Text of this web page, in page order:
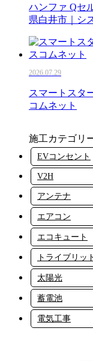
ハンファ Qセ
県白井市｜シ
2026.07.29
スマートスタ
コムネット
施工カテゴリ
EVコンセント
V2H
アンテナ
エアコン
エコキュート
トライブリッ
太陽光
蓄電池
電気工事